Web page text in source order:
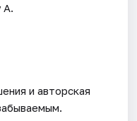
А.
и авторская